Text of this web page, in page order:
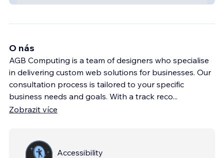
O nás
AGB Computing is a team of designers who specialise
in delivering custom web solutions for businesses. Our
consultation process is tailored to your specific
business needs and goals. With a track reco...
Zobrazit více
Accessibility